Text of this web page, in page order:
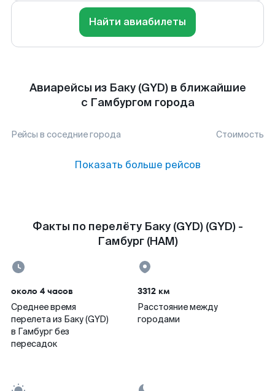
Найти авиабилеты
Авиарейсы из Баку (GYD) в ближайшие
с Гамбургом города
Рейсы в соседние города Стоимость
Показать больше рейсов
Факты по перелёту Баку (GYD) (GYD) -
Гамбург (HAM)
около 4 часов
Среднее время
перелета из Баку (GYD)
в Гамбург без
пересадок
3312 км
Расстояние между
городами